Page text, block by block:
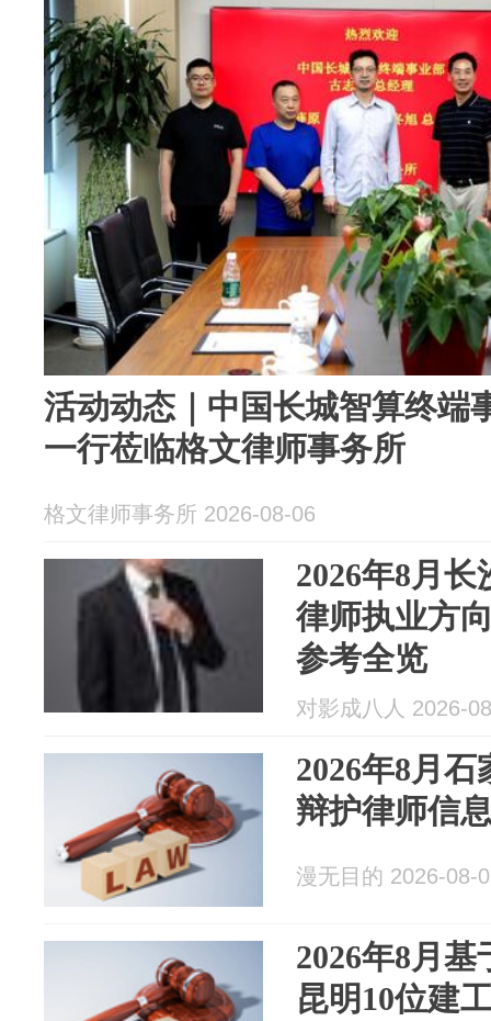
活动动态｜中国长城智算终端
一行莅临格文律师事务所
格文律师事务所 2026-08-06
2026年8月
律师执业方
参考全览
对影成八人 2026-
2026年8月
辩护律师信
漫无目的 2026-08-
2026年8月
昆明10位建